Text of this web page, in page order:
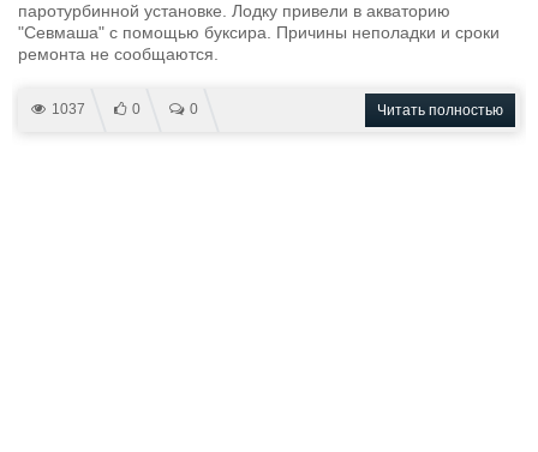
паротурбинной установке. Лодку привели в акваторию
"Севмаша" с помощью буксира. Причины неполадки и сроки
ремонта не сообщаются.
1037 0 0 Читать полностью